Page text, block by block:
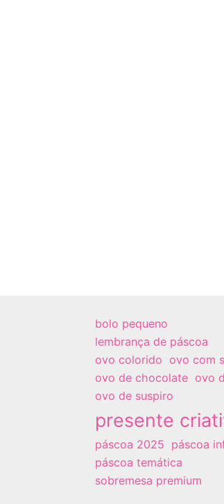
bolo pequeno
lembrança de páscoa
ovo colorido ovo com
ovo de chocolate ovo
ovo de suspiro
presente
páscoa 2025 páscoa
páscoa temática
sobremesa premium